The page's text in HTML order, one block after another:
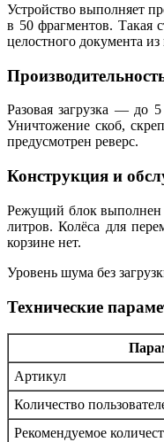
Устройство выполняет
в 50 фрагментов. Такая
целостного документа
Разовая загрузка — до
Уничтожение скоб,
предусмотрен реверс.
Конструкция и
Режущий блок выполнен
литров. Колёса для
корзине нет.
Уровень шума без
Технические
Артикул
Количество
Рекомендуемое